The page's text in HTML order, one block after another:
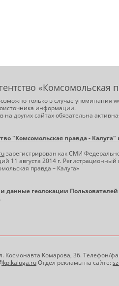
«Комсомольская
только в случае упоминания
информации.
на других сайтах обязательна
"Комсомольская правда - Калуга"
зарегистрирован как СМИ
11 августа 2014 г.
правда – Калуга»
данные геолокации
.
Космонавта Комарова, 36. Телефон/
Отдел рекламы на сайте: